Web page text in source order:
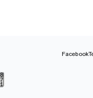
Facebook